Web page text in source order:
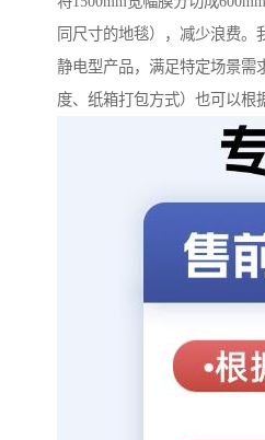
同尺寸的地毯），减少浪费。
静电型产品，满足特定场景需
度、纸箱打包方式）也可以根